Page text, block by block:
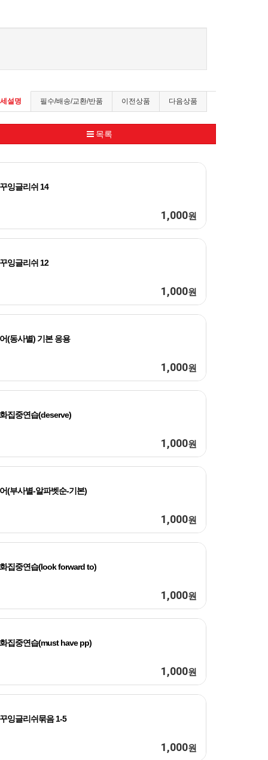
설명 필수/배송/교환/반품 이전상품 다음상품
목록
잉글리쉬 14
1,000원
잉글리쉬 12
1,000원
(동사별) 기본 응용
1,000원
집중연습(deserve)
1,000원
(부사별-알파벳순-기본)
1,000원
집중연습(look forward to)
1,000원
집중연습(must have pp)
1,000원
잉글리쉬묶음 1-5
1,000원